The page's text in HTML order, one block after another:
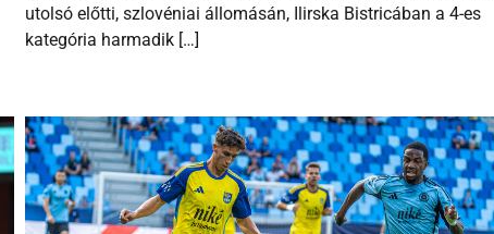
utolsó előtti, szlovéniai állomásán, Ilirska Bistricában a 4-es
kategória harmadik […]